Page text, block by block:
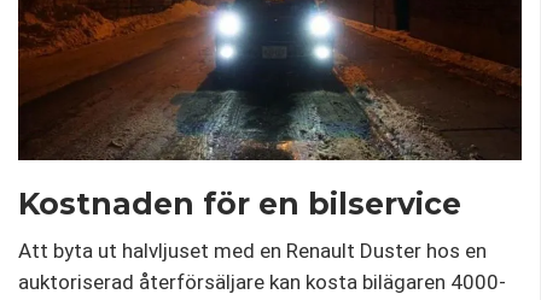
Kostnaden för en bilservice
Att byta ut halvljuset med en Renault Duster hos en
auktoriserad återförsäljare kan kosta bilägaren 4000-